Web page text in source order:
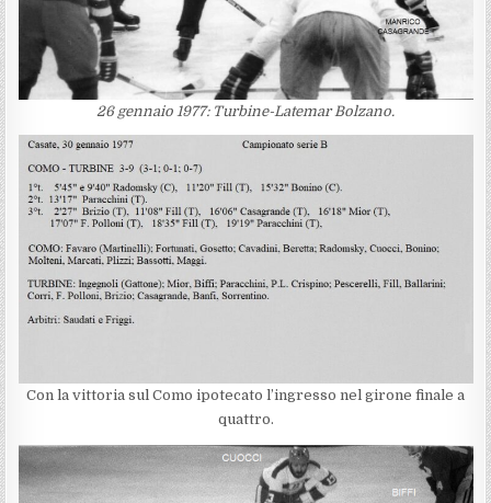
26 gennaio 1977: Turbine-Latemar Bolzano.
Con la vittoria sul Como ipotecato l’ingresso nel girone finale a
quattro.